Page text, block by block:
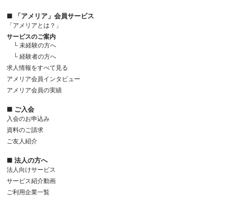
■ 「アメリア」会員サービス
「アメリアとは？」
サービスのご案内
└ 未経験の方へ
└ 経験者の方へ
求人情報をすべて見る
アメリア会員インタビュー
アメリア会員の実績
■ ご入会
入会のお申込み
資料のご請求
ご友人紹介
■ 法人の方へ
法人向けサービス
サービス紹介動画
ご利用企業一覧